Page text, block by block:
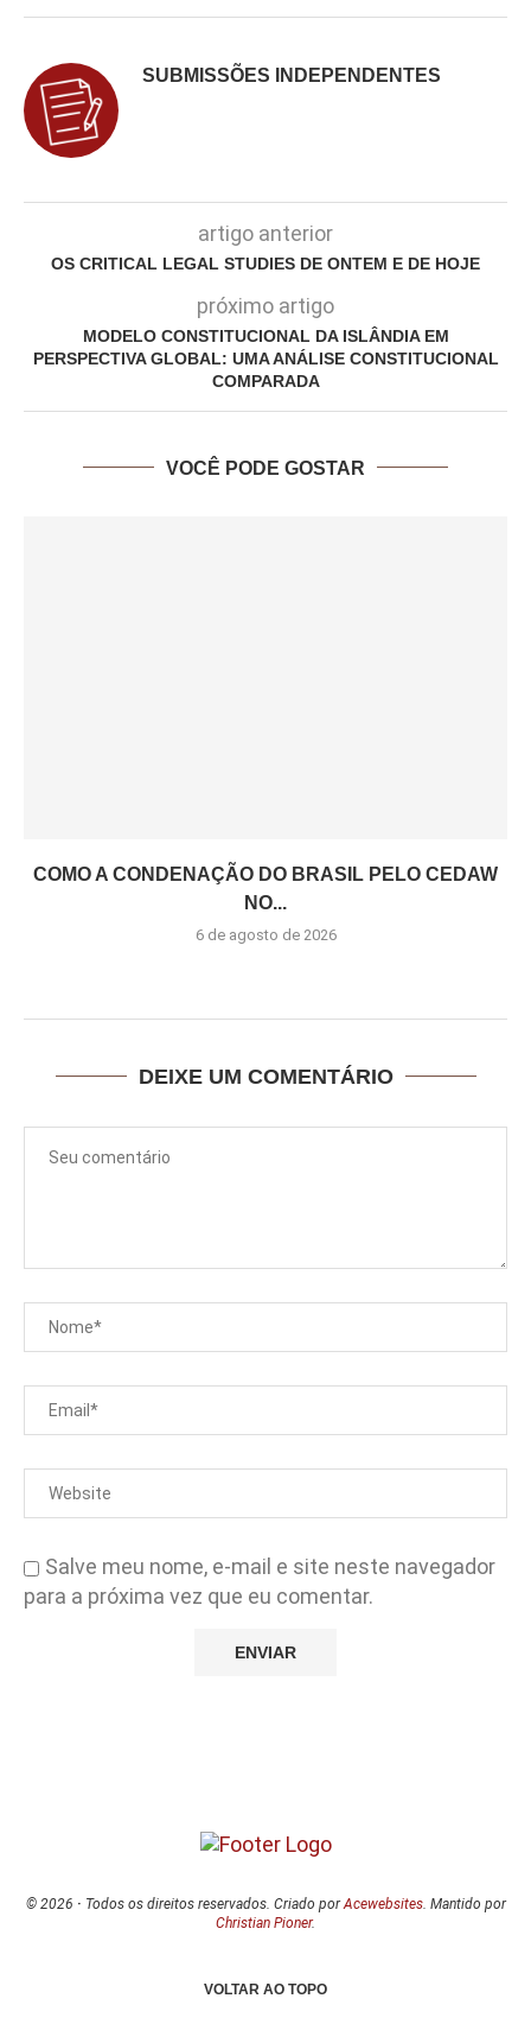
SUBMISSÕES INDEPENDENTES
artigo anterior
OS CRITICAL LEGAL STUDIES DE ONTEM E DE HOJE
próximo artigo
MODELO CONSTITUCIONAL DA ISLÂNDIA EM
PERSPECTIVA GLOBAL: UMA ANÁLISE CONSTITUCIONAL
COMPARADA
VOCÊ PODE GOSTAR
COMO A CONDENAÇÃO DO BRASIL PELO CEDAW
NO...
6 de agosto de 2026
DEIXE UM COMENTÁRIO
Salve meu nome, e-mail e site neste navegador
para a próxima vez que eu comentar.
© 2026 · Todos os direitos reservados. Criado porAcewebsites. Mantido por
Christian Pioner.
VOLTAR AO TOPO